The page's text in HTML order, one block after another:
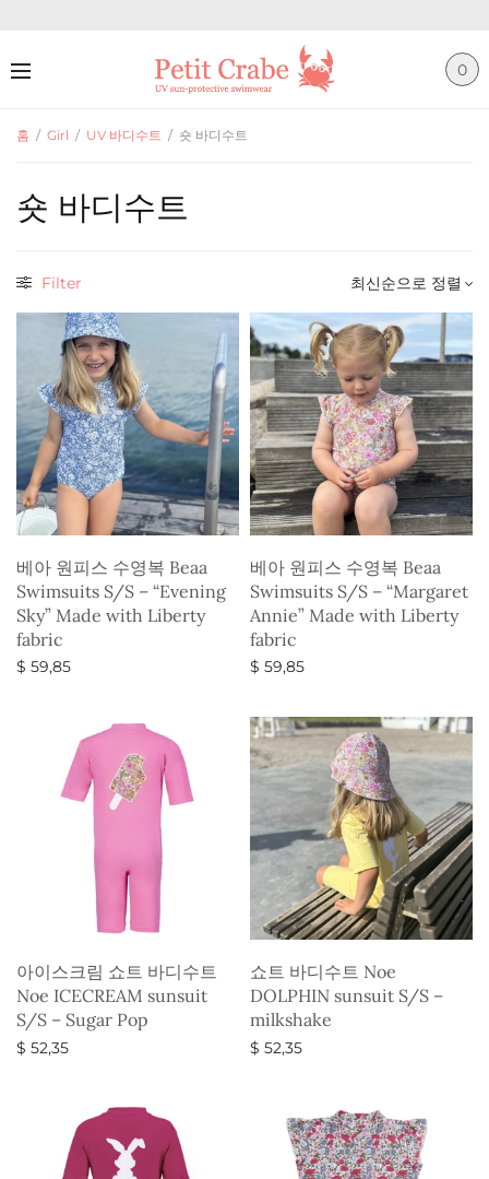
0
홈 / Girl / UV 바디수트 / 숏 바디수트
숏 바디수트
Filter
베아 원피스 수영복 Beaa
Swimsuits S/S – “Evening
Sky” Made with Liberty
fabric
$ 59,85
베아 원피스 수영복 Beaa
Swimsuits S/S – “Margaret
Annie” Made with Liberty
fabric
$ 59,85
아이스크림 쇼트 바디수트
Noe ICECREAM sunsuit
S/S – Sugar Pop
$ 52,35
쇼트 바디수트 Noe
DOLPHIN sunsuit S/S –
milkshake
$ 52,35